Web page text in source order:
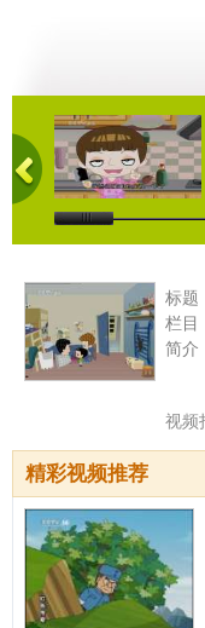
25:18
标题
栏目
简介
视频
精彩视频推荐